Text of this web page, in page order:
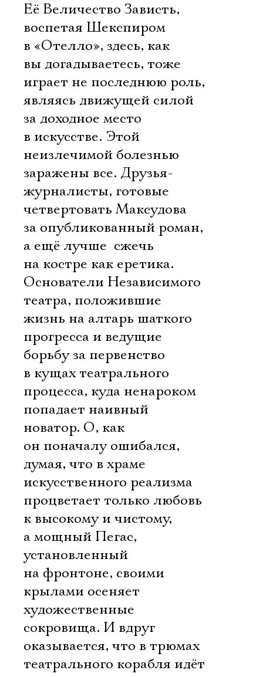
Её Величество Зависть,
воспетая Шекспиром
в «Отелло», здесь, как
вы догадываетесь, тоже
играет не последнюю роль,
являясь движущей силой
за доходное место
в искусстве. Этой
неизлечимой болезнью
заражены все. Друзья-
журналисты, готовые
четвертовать Максудова
за опубликованный роман,
а ещё лучше  сжечь
на костре как еретика.
Основатели Независимого
театра, положившие
жизнь на алтарь шаткого
прогресса и ведущие
борьбу за первенство
в кущах театрального
процесса, куда ненароком
попадает наивный
новатор. О, как
он поначалу ошибался,
думая, что в храме
искусственного реализма
процветает только любовь
к высокому и чистому,
а мощный Пегас,
установленный
на фронтоне, своими
крылами осеняет
художественные
сокровища. И вдруг
оказывается, что в трюмах
театрального корабля идёт